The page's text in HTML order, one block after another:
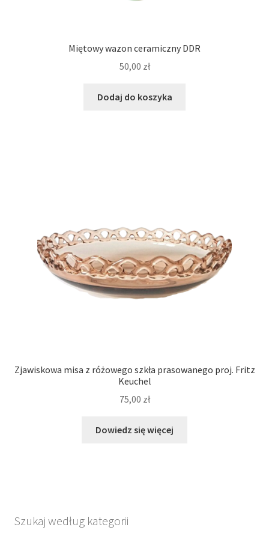
Miętowy wazon ceramiczny DDR
50,00 zł
Dodaj do koszyka
Zjawiskowa misa z różowego szkła prasowanego proj. Fritz
Keuchel
75,00 zł
Dowiedz się więcej
Szukaj według kategorii